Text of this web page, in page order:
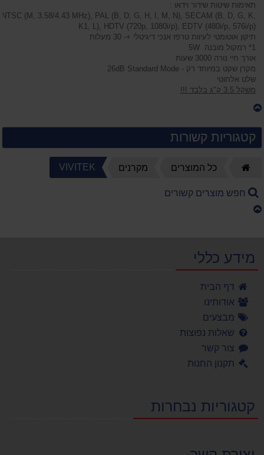
תאימות שיטות שידור וידאו :
NTSC (M, 3.58/4.43 MHz), PAL (B, D, G, H, I, M, N), SECAM (B, D, G, K,
K1, L), HDTV (720p, 1080i/p), EDTV (480i/p, 576i/p)
תיקון אוטומטי לעיוות טרפז אנכי דיגיטלי +- 30 מעלות
1* רמקול מובנה 5W
אורך חיי נורה 3000 שעות
מקרן שקט במיוחד רק - 26dB Standard Mode
שלט אלחוטי
משקל 3.5 ק"ג בלבד !!!
קטגוריות קשורות
כל המוצרים מקרנים VIVITEK
חפש מוצרים קשורים
מידע כללי
דף הבית
אודותינו
מבצעים
שאלות נפוצות
צור קשר
תקנון החנות
קטגוריות נבחרות